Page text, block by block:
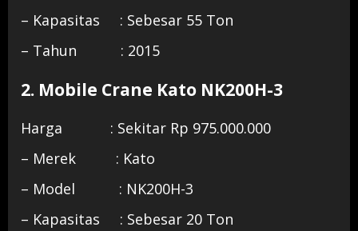
– Kapasitas : Sebesar 55 Ton
– Tahun : 2015
2. Mobile Crane Kato NK200H-3
Harga : Sekitar Rp 975.000.000
– Merek : Kato
– Model : NK200H-3
– Kapasitas : Sebesar 20 Ton